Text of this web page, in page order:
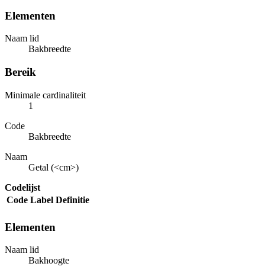
Elementen
Naam lid
Bakbreedte
Bereik
Minimale cardinaliteit
1
Code
Bakbreedte
Naam
Getal (<cm>)
Codelijst
Code Label Definitie
Elementen
Naam lid
Bakhoogte